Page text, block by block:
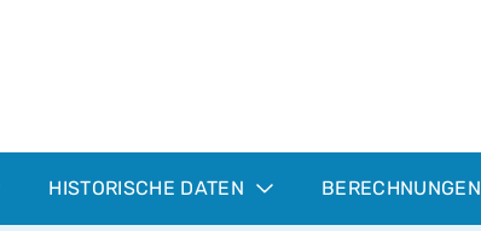
HISTORISCHE DATEN BERECHNUNGEN